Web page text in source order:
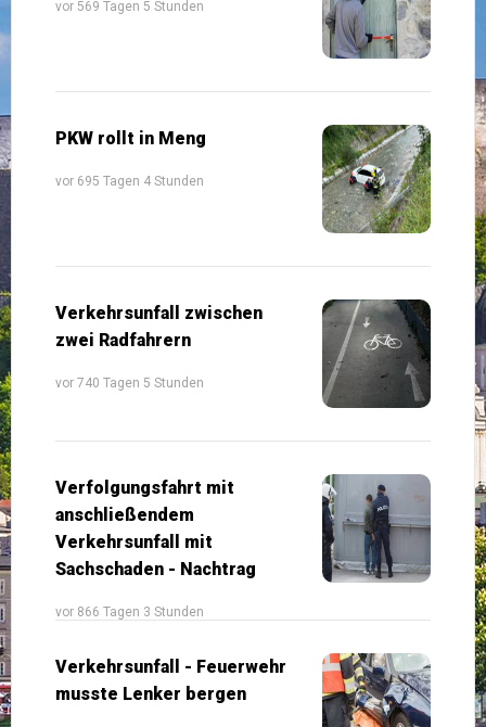
vor 569 Tagen 5 Stunden
PKW rollt in Meng
vor 695 Tagen 4 Stunden
Verkehrsunfall zwischen
zwei Radfahrern
vor 740 Tagen 5 Stunden
Verfolgungsfahrt mit
anschließendem
Verkehrsunfall mit
Sachschaden - Nachtrag
vor 866 Tagen 3 Stunden
Verkehrsunfall - Feuerwehr
musste Lenker bergen